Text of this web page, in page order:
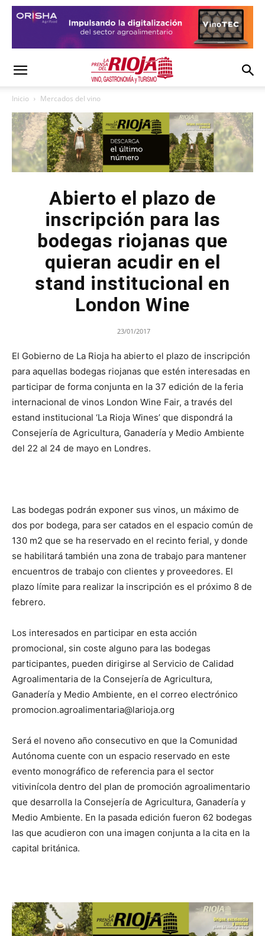
Inicio Mercados del vino
Abierto el plazo de
inscripción para las
bodegas riojanas que
quieran acudir en el
stand institucional en
London Wine
23/01/2017
El Gobierno de La Rioja ha abierto el plazo de inscripción
para aquellas bodegas riojanas que estén interesadas en
participar de forma conjunta en la 37 edición de la feria
internacional de vinos London Wine Fair, a través del
estand institucional ‘La Rioja Wines’ que dispondrá la
Consejería de Agricultura, Ganadería y Medio Ambiente
del 22 al 24 de mayo en Londres.
Las bodegas podrán exponer sus vinos, un máximo de
dos por bodega, para ser catados en el espacio común de
130 m2 que se ha reservado en el recinto ferial, y donde
se habilitará también una zona de trabajo para mantener
encuentros de trabajo con clientes y proveedores. El
plazo límite para realizar la inscripción es el próximo 8 de
febrero.
Los interesados en participar en esta acción
promocional, sin coste alguno para las bodegas
participantes, pueden dirigirse al Servicio de Calidad
Agroalimentaria de la Consejería de Agricultura,
Ganadería y Medio Ambiente, en el correo electrónico
promocion.agroalimentaria@larioja.org
Será el noveno año consecutivo en que la Comunidad
Autónoma cuente con un espacio reservado en este
evento monográfico de referencia para el sector
vitivinícola dentro del plan de promoción agroalimentario
que desarrolla la Consejería de Agricultura, Ganadería y
Medio Ambiente. En la pasada edición fueron 62 bodegas
las que acudieron con una imagen conjunta a la cita en la
capital británica.